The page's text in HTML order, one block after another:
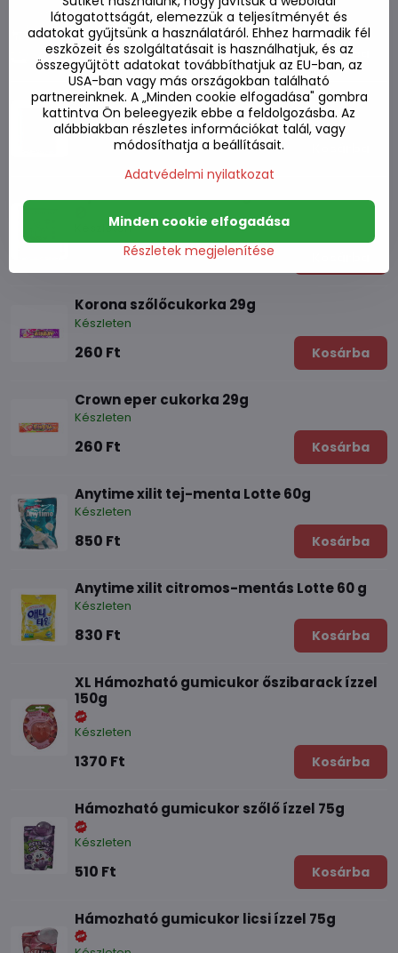
Szőlőcukorka 66g
Készleten
580 Ft Kosárba
Szilva cukorka 130g
Készleten
1220 Ft
Készleten
Korona szőlőcukorka 29g
Készleten
260 Ft Kosárba
Crown eper cukorka 29g
Készleten
260 Ft Kosárba
Anytime xilit tej-menta Lotte 60g
Készleten
850 Ft Kosárba
Anytime xilit citromos-mentás Lotte 60 g
Készleten
830 Ft Kosárba
XL Hámozható gumicukor őszibarack ízzel
150g
Készleten
1370 Ft Kosárba
Hámozható gumicukor szőlő ízzel 75g
Készleten
510 Ft Kosárba
Hámozható gumicukor licsi ízzel 75g
látogatottságát, elemezzük a teljesítményét és
adatokat gyűjtsünk a használatáról. Ehhez harmadik fél
eszközeit és szolgáltatásait is használhatjuk, és az
összegyűjtött adatokat továbbíthatjuk az EU-ban, az
USA-ban vagy más országokban található
partnereinknek. A „Minden cookie elfogadása" gombra
kattintva Ön beleegyezik ebbe a feldolgozásba. Az
alábbiakban részletes információkat talál, vagy
módosíthatja a beállításait.
Adatvédelmi nyilatkozat
Részletek megjelenítése
Minden cookie elfogadása